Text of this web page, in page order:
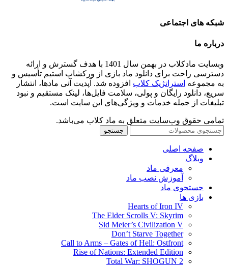
شبکه های اجتماعی
درباره ما
وبسایت مادکلاب در بهمن سال 1401 با هدف گسترش و ارائه
دسترسی راحت برای دانلود ماد بازی از ورکشاپ استیم تأسیس و
به مجموعه استراتژیک کلاب افزوده شد. آپدیت آنی مادها، انتشار
سریع، دانلود رایگان و پولی، سلامت فایل‌ها، لینک مستقیم و نبود
تبلیغات از جمله خدمات و ویژگی‌های این سایت است.
تمامی حقوق وب‌سایت متعلق به ماد کلاب می‌باشد.
جستجو
صفحه اصلی
وبلاگ
معرفی ماد
آموزش نصب ماد
جستجوی ماد
بازی ها
Hearts of Iron IV
The Elder Scrolls V: Skyrim
Sid Meier’s Civilization V
Don’t Starve Together
Call to Arms – Gates of Hell: Ostfront
Rise of Nations: Extended Edition
Total War: SHOGUN 2